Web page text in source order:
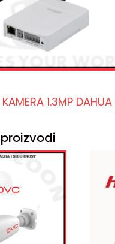
1.3MP DAHUA